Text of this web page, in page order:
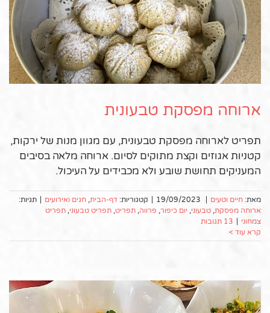
ארוחה מפסקת טבעונית
תפריט לארוחה מפסקת טבעונית, עם מגוון מנות של ירקות,
קטניות אגוזים וקצת מתוקים לסיום. ארוחה מלאה בסיבים
המעניקים תחושת שובע ולא מכבידים על העיכול.
מאת: חיים וטעים 19/09/2023 קטגוריות: דף-הבית, חגים ואירועים
תגיות:
ארוחה מפסקת, טבעוני, יום כיפור, פרווה, תפריט, תפריט טבעוני, תפריט
צמחוני
13 תגובות
קרא עוד >